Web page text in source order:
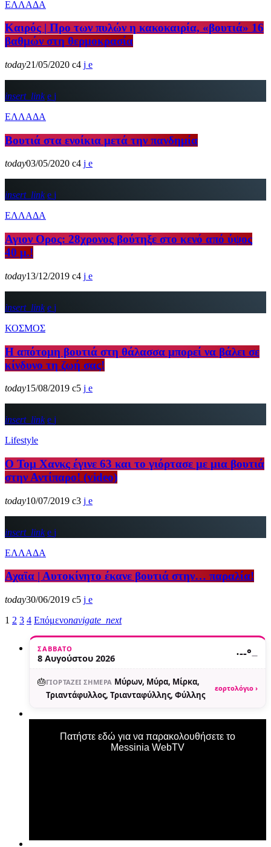
ΕΛΛΑΔΑ
Καιρός | Προ των πυλών η κακοκαιρία, «βουτιά» 16
βαθμών στη θερμοκρασία
today21/05/2020 4
insert_link
ΕΛΛΑΔΑ
Βουτιά στα ενοίκια μετά την πανδημία
today03/05/2020 4
insert_link
ΕΛΛΑΔΑ
Αγιον Ορος: 28χρονος βούτηξε στο κενό από ύψος
40 μ.!
today13/12/2019 4
insert_link
ΚΟΣΜΟΣ
Η απότομη βουτιά στη θάλασσα μπορεί να βάλει σε
κίνδυνο τη ζωή σας!
today15/08/2019 5
insert_link
Lifestyle
Ο Τομ Χανκς έγινε 63 και το γιόρτασε με μια βουτιά
στην Αντίπαρο! (video)
today10/07/2019 3
insert_link
ΕΛΛΑΔΑ
Αχαϊα | Αυτοκίνητο έκανε βουτιά στην… παραλία!
today30/06/2019
5
1 2 3 4 Επόμενοnavigate_next
ΣΆΒΒΑΤΟ
8 Αυγούστου 2026 ·--°—
🎂ΓΙΟΡΤΆΖΕΙ ΣΉΜΕΡΑ Μύρων, Μύρα, Μίρκα,
Τριαντάφυλλος, Τριανταφύλλης, Φύλλης
εορτολόγιο ›
Πατήστε εδώ για να παρακολουθήσετε το
Messinia WebTV